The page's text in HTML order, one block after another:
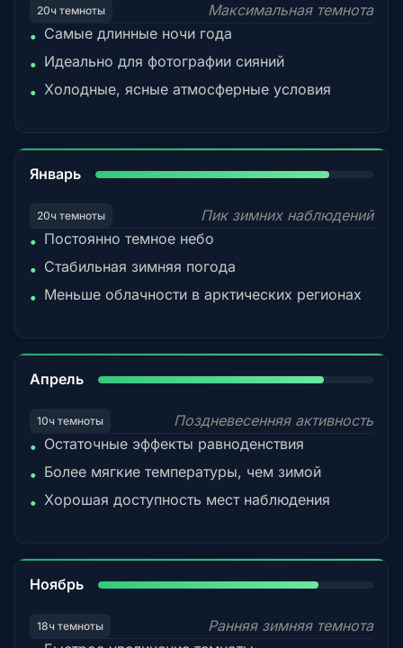
20ч темноты
Максимальная темнота
• Самые длинные ночи года
• Идеально для фотографии сияний
• Холодные, ясные атмосферные условия
Январь
20ч темноты
Пик зимних наблюдений
• Постоянно темное небо
• Стабильная зимняя погода
• Меньше облачности в арктических регионах
Апрель
10ч темноты
Поздневесенняя активность
• Остаточные эффекты равноденствия
• Более мягкие температуры, чем зимой
• Хорошая доступность мест наблюдения
Ноябрь
18ч темноты
Ранняя зимняя темнота